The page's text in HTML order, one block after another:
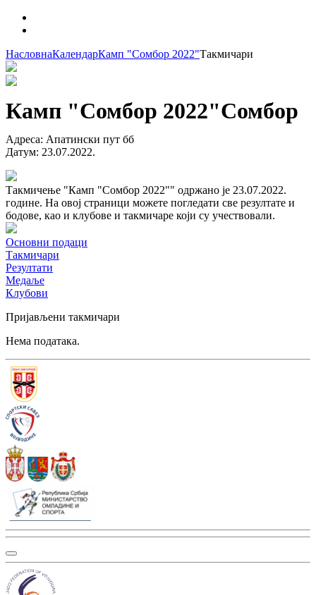
НасловнаКалендарКамп "Сомбор 2022"Такмичари
Камп "Сомбор 2022"Сомбор
Адреса: Апатински пут бб
Датум: 23.07.2022.
Такмичење "Камп "Сомбор 2022"" одржано је 23.07.2022.
године. На овој страници можете погледати све резултате и
бодове, као и клубове и такмичаре који су учествовали.
Основни подаци
Такмичари
Резултати
Медаље
Клубови
Пријављени такмичари
Нема података.